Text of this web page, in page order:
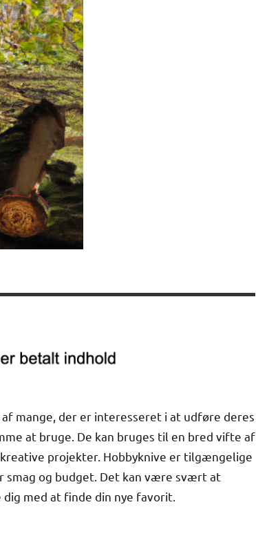
mange, der er interesseret i at udføre deres
at bruge. De kan bruges til en bred vifte af
projekter. Hobbyknive er tilgængelige
smag og budget. Det kan være svært at
med at finde din nye favorit.